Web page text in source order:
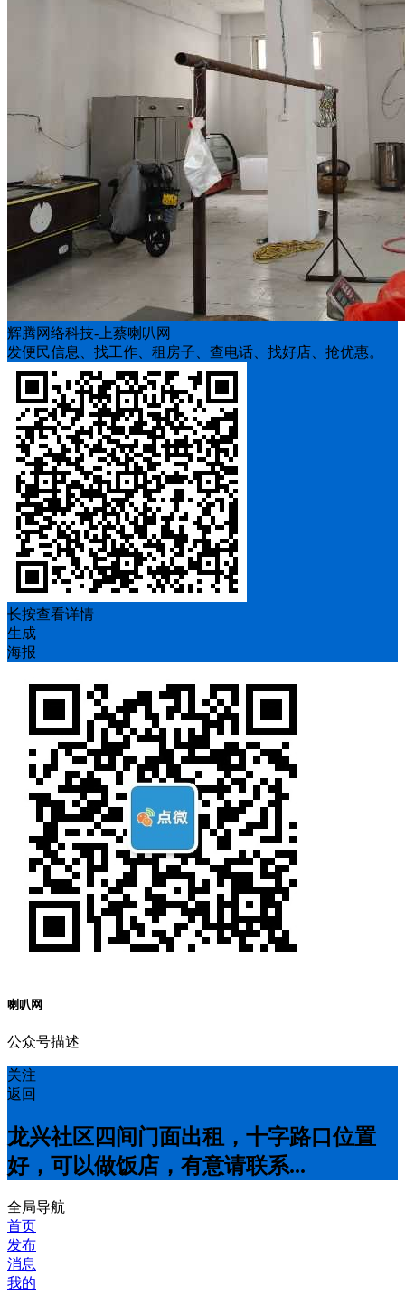
辉腾网络科技-上蔡喇叭网
发便民信息、找工作、租房子、查电话、找好店、抢优惠。
长按查看详情
生成
海报
喇叭网
公众号描述
关注
返回
龙兴社区四间门面出租，十字路口位置
好，可以做饭店，有意请联系...
全局导航
首页
发布
消息
我的